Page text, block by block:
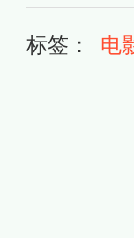
标签： 电